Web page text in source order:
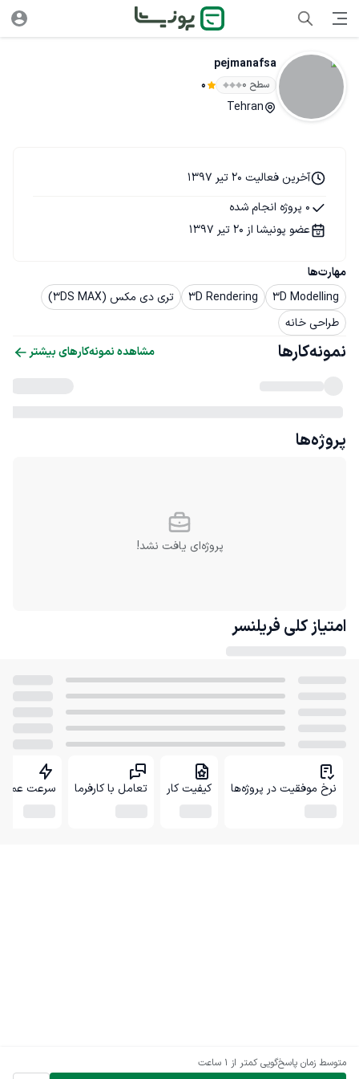
pejmanafsa
سطح ۰ 0
Tehran
متوسط زمان پاسخ‌گویی کمتر از 1 ساعت
مهارت‌ها
3D Modelling
3D Rendering
تری دی مکس (3DS MAX)
طراحی خانه
آخرین فعالیت 20 تیر 1397
0 پروژه انجام شده
عضو پونیشا از 20 تیر 1397
نمونه‌کارها مشاهده نمونه‌کارهای بیشتر
پروژه‌ها
پروژه‌ای یافت نشد!
امتیاز کلی فریلنسر
نرخ موفقیت در پروژه‌ها کیفیت کار تعامل با کارفرما سرعت عمل